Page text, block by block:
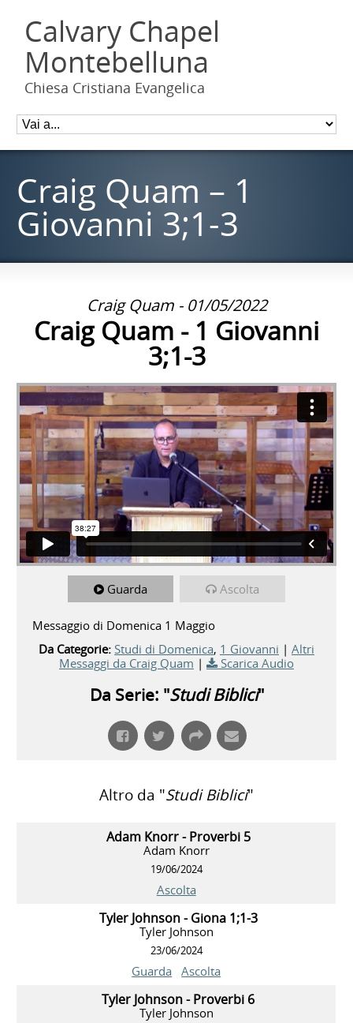
Calvary Chapel
Montebelluna
Chiesa Cristiana Evangelica
Craig Quam – 1
Giovanni 3;1-3
Craig Quam - 01/05/2022
Craig Quam - 1 Giovanni
3;1-3
Guarda Ascolta
Messaggio di Domenica 1 Maggio
Da Categorie: Studi di Domenica, 1 Giovanni | Altri
Messaggi da Craig Quam | Scarica Audio
Da Serie: "Studi Biblici"
Altro da "Studi Biblici"
Adam Knorr - Proverbi 5
Adam Knorr
19/06/2024
Ascolta
Tyler Johnson - Giona 1;1-3
Tyler Johnson
23/06/2024
Guarda Ascolta
Tyler Johnson - Proverbi 6
Tyler Johnson